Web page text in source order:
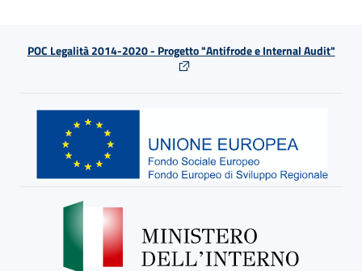
POC Legalità 2014-2020 - Progetto "Antifrode e Internal Audit"